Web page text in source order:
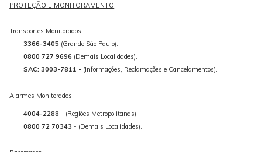
PROTEÇÃO E MONITORAMENTO
Transportes Monitorados:
3366-3405 (Grande São Paulo).
0800 727 9696 (Demais Localidades).
SAC: 3003-7811 - (Informações, Reclamações e Cancelamentos).
Alarmes Monitorados:
4004-2288 - (Regiões Metropolitanas).
0800 72 70343 - (Demais Localidades).